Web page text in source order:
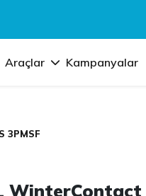
Araçlar Kampanyalar
3PMSF